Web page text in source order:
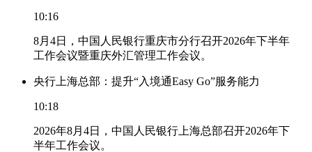
10:16
8月4日，中国人民银行重庆市分行召开2026年下半年
工作会议暨重庆外汇管理工作会议。
央行上海总部：提升“入境通Easy Go”服务能力
10:18
2026年8月4日，中国人民银行上海总部召开2026年下
半年工作会议。